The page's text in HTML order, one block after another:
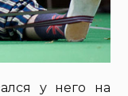
у него на